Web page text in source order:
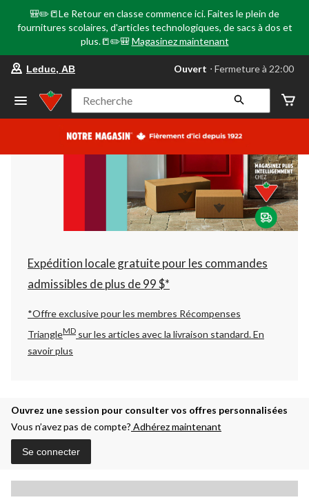
🎒✏️📒Le Retour en classe commence ici. Faites le plein de
fournitures scolaires, d'articles technologiques, de sacs à dos et
plus.📒✏️🎒 Magasinez maintenant
votre
préféré
Leduc,
AB,
courament
Fermeture
à
22:00
cliquer
pour
changer
Leduc, AB Ouvert ⋅ Fermeture à 22:00
Recherche
Expédition locale gratuite pour les commandes
admissibles de plus de 99 $*
*Offre exclusive pour les membres Récompenses
TriangleMD sur les articles avec la livraison standard.En
savoir plus
Ouvrez une session pour consulter vos offres personnalisées
Vous n’avez pas de compte? Adhérez maintenant
Se connecter